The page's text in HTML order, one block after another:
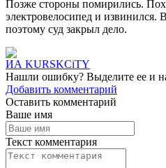
Позже стороны помирились.
электровелосипед и извинился.
поэтому суд закрыл дело.
ИА KURSKCiTY
Нашли ошибку? Выделите ее и
Добавить комментарий
Оставить комментарий
Ваше имя
Текст комментария